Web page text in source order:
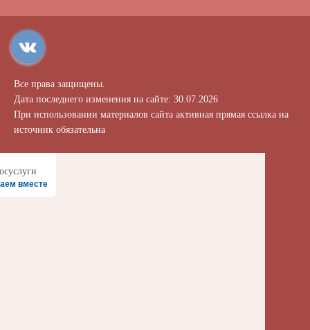
Все права защищены.
Дата последнего изменения на сайте: 30.07.2026
При использовании материалов сайта активная прямая ссылка на
источник обязательна
вместе